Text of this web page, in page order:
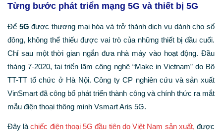
Từng bước phát triển mạng 5G và thiết bị 5G
Để 5G được thương mại hóa và trở thành dịch vụ dành cho số
đông, không thể thiếu được vai trò của những thiết bị đầu cuối.
Chỉ sau một thời gian ngắn đưa nhà máy vào hoạt động. Đầu
tháng 7-2020, tại triển lãm công nghệ “Make in Vietnam” do Bộ
TT-TT tổ chức ở Hà Nội. Công ty CP nghiên cứu và sản xuất
VinSmart đã công bố phát triển thành công và chính thức ra mắt
mẫu điện thoại thông minh Vsmart Aris 5G.
Đây làchiếc điện thoại 5G đầu tiên do Việt Nam sản xuất, được